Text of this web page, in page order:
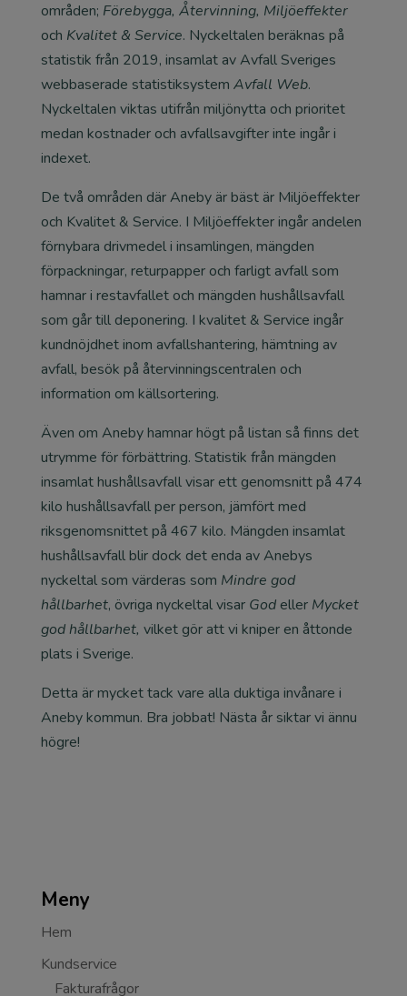
områden; Förebygga, Återvinning, Miljöeffekter
och Kvalitet & Service. Nyckeltalen beräknas på
statistik från 2019, insamlat av Avfall Sveriges
webbaserade statistiksystem Avfall Web.
Nyckeltalen viktas utifrån miljönytta och prioritet
medan kostnader och avfallsavgifter inte ingår i
indexet.
De två områden där Aneby är bäst är Miljöeffekter
och Kvalitet & Service. I Miljöeffekter ingår andelen
förnybara drivmedel i insamlingen, mängden
förpackningar, returpapper och farligt avfall som
hamnar i restavfallet och mängden hushållsavfall
som går till deponering. I kvalitet & Service ingår
kundnöjdhet inom avfallshantering, hämtning av
avfall, besök på återvinningscentralen och
information om källsortering.
Även om Aneby hamnar högt på listan så finns det
utrymme för förbättring. Statistik från mängden
insamlat hushållsavfall visar ett genomsnitt på 474
kilo hushållsavfall per person, jämfört med
riksgenomsnittet på 467 kilo. Mängden insamlat
hushållsavfall blir dock det enda av Anebys
nyckeltal som värderas som Mindre god
hållbarhet, övriga nyckeltal visar God ellerMycket
god hållbarhet, vilket gör att vi kniper en åttonde
plats i Sverige.
Detta är mycket tack vare alla duktiga invånare i
Aneby kommun. Bra jobbat! Nästa år siktar vi ännu
högre!
Meny
Hem
Kundservice
Fakturafrågor